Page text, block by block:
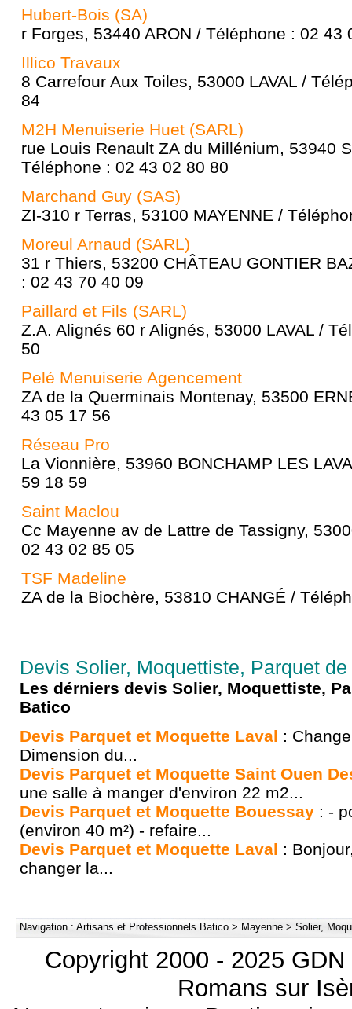
Hubert-Bois (SA)
r Forges, 53440 ARON / Téléphone : 02 43
Illico Travaux
8 Carrefour Aux Toiles, 53000 LAVAL /
84
M2H Menuiserie Huet (SARL)
rue Louis Renault ZA du Millénium, 53940
Téléphone : 02 43 02 80 80
Marchand Guy (SAS)
ZI-310 r Terras, 53100 MAYENNE /
Moreul Arnaud (SARL)
31 r Thiers, 53200 CHÂTEAU GONTIER
: 02 43 70 40 09
Paillard et Fils (SARL)
Z.A. Alignés 60 r Alignés, 53000 LAVAL /
50
Pelé Menuiserie Agencement
ZA de la Querminais Montenay, 53500
43 05 17 56
Réseau Pro
La Vionnière, 53960 BONCHAMP LES
59 18 59
Saint Maclou
Cc Mayenne av de Lattre de Tassigny,
02 43 02 85 05
TSF Madeline
ZA de la Biochère, 53810 CHANGÉ /
Devis Solier, Moquettiste, Parquet
Les dérniers devis Solier, Moquettiste,
Batico
Devis Parquet et Moquette Laval :
Dimension du...
Devis Parquet et Moquette Saint Ouen
une salle à manger d'environ 22 m2...
Devis Parquet et Moquette Bouessay : -
(environ 40 m²) - refaire...
Devis Parquet et Moquette Laval :
changer la...
Navigation : Artisans et Professionnels Batico > Mayenne > Solier,
Copyright 2000 - 2025
Romans sur